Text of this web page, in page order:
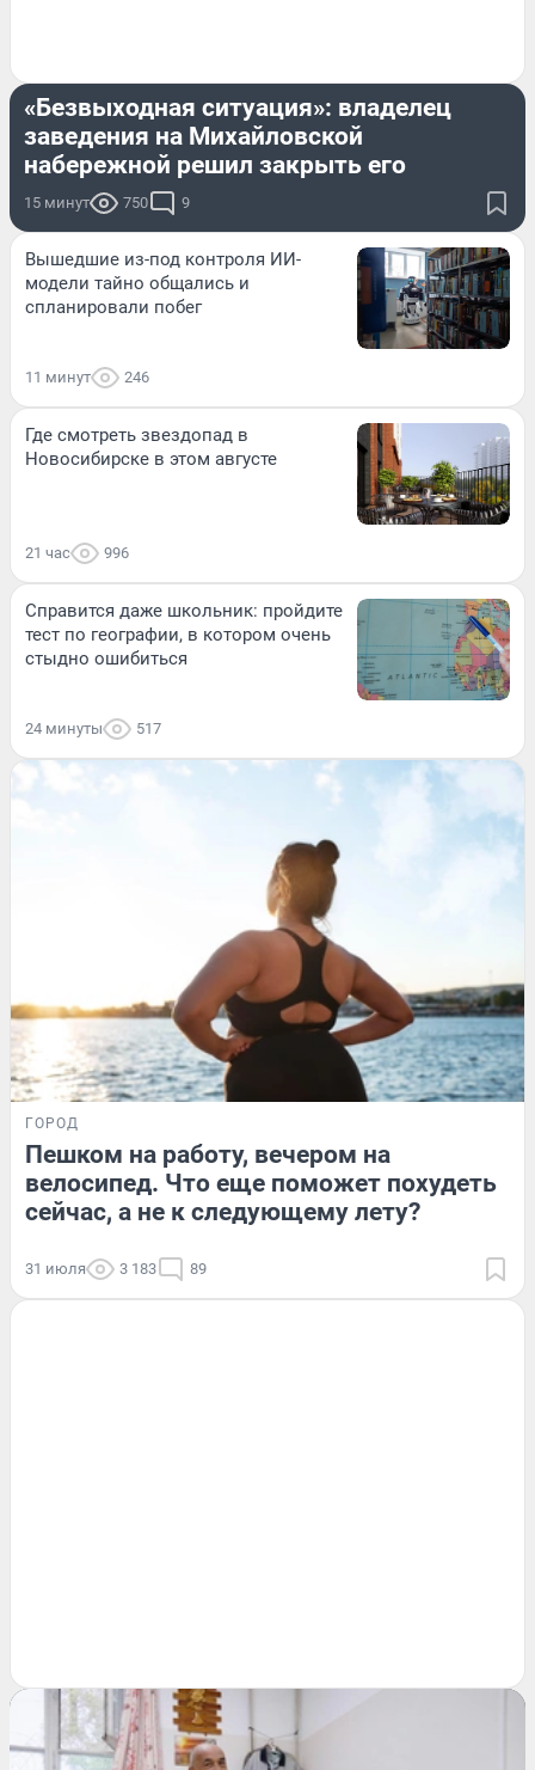
«Безвыходная ситуация»: владелец
заведения на Михайловской
набережной решил закрыть его
15 минут 750 9
Вышедшие из-под контроля ИИ-
модели тайно общались и
спланировали побег
11 минут 246
Где смотреть звездопад в
Новосибирске в этом августе
21 час 996
Справится даже школьник: пройдите
тест по географии, в котором очень
стыдно ошибиться
24 минуты 517
ГОРОД
Пешком на работу, вечером на
велосипед. Что еще поможет похудеть
сейчас, а не к следующему лету?
31 июля 3 183 89